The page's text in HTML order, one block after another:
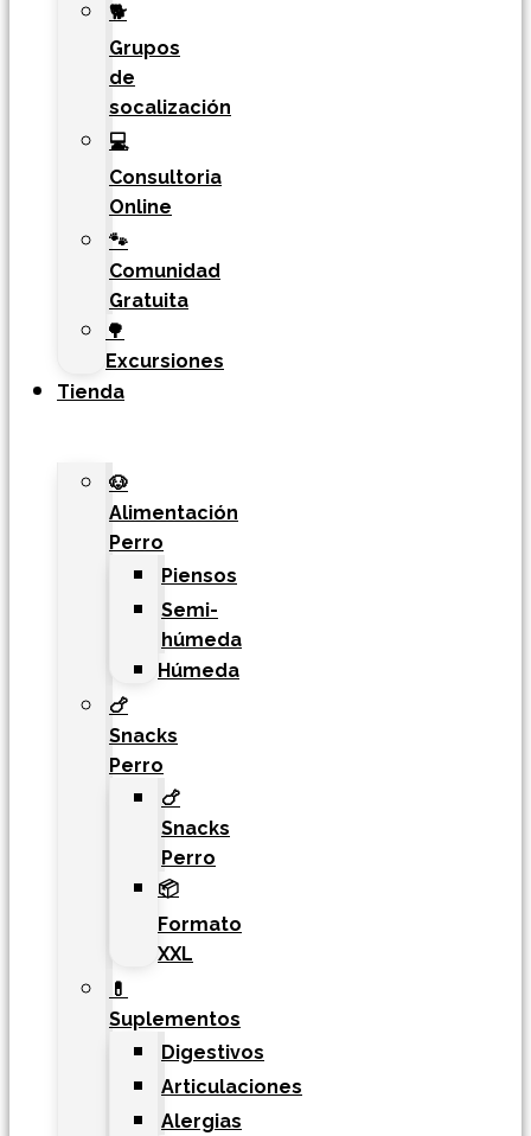
🐕
Grupos
de
socalización
💻
Consultoria
Online
🐾
Comunidad
Gratuita
🌳
Excursiones
Tienda
🐶
Alimentación
Perro
Piensos
Semi-
húmeda
Húmeda
🍗
Snacks
Perro
🍗
Snacks
Perro
📦
Formato
XXL
💊
Suplementos
Digestivos
Articulaciones
Alergias